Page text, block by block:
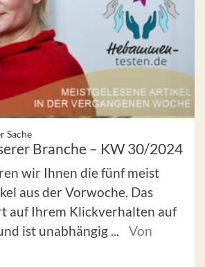
Sache
Branche – KW 30/2024
wir Ihnen die fünf meist
aus der Vorwoche. Das
auf Ihrem Klickverhalten auf
ist unabhängig ...
Von